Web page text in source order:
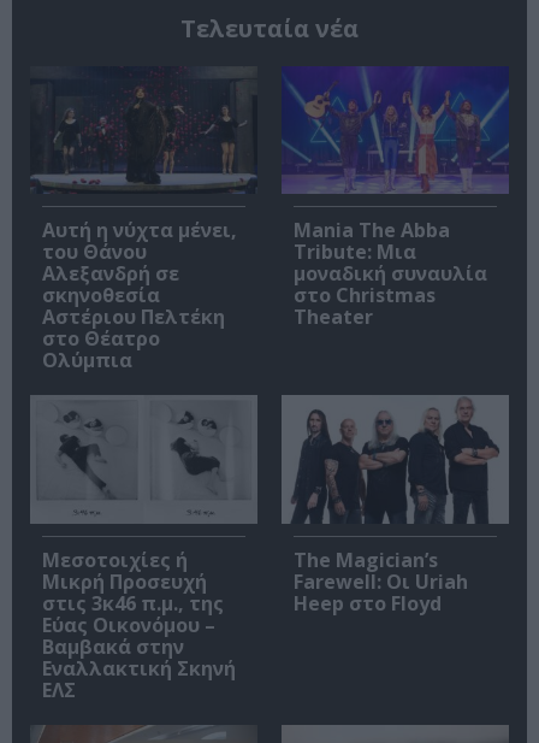
Τελευταία νέα
Αυτή η νύχτα μένει,
του Θάνου
Αλεξανδρή σε
σκηνοθεσία
Αστέριου Πελτέκη
στο Θέατρο
Ολύμπια
Mania The Abba
Tribute: Μια
μοναδική συναυλία
στο Christmas
Theater
Μεσοτοιχίες ή
Μικρή Προσευχή
στις 3κ46 π.μ., της
Εύας Οικονόμου –
Βαμβακά στην
Εναλλακτική Σκηνή
ΕΛΣ
The Magician’s
Farewell: Οι Uriah
Heep στο Floyd